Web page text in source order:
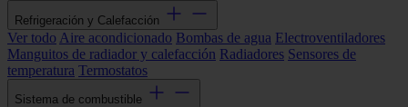
Refrigeración y Calefacción
Ver todo Aire acondicionado Bombas de agua Electroventiladores
Manguitos de radiador y calefacción Radiadores Sensores de
temperatura Termostatos
Sistema de combustible